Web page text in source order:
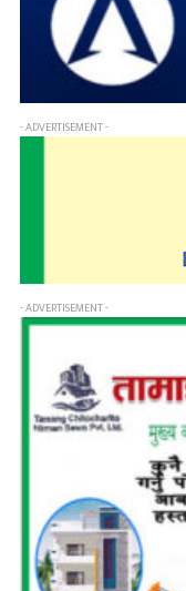
- ADVERTISEMENT -
- ADVERTISEMENT -